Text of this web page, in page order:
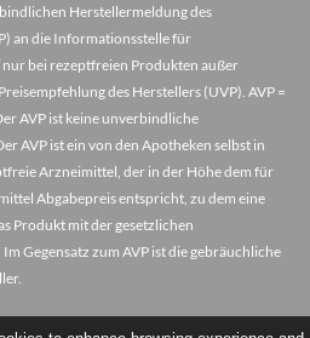
Herstellermeldung des
an die Informationsstelle für
bei rezeptfreien Produkten außer
des Herstellers (UVP). AVP =
AVP ist keine unverbindliche
AVP ist ein von den Apotheken selbst in
Arzneimittel, der in der Höhe dem für
Abgabepreis entspricht, zu dem eine
Produkt mit der gesetzlichen
Gegensatz zum AVP ist die gebräuchliche